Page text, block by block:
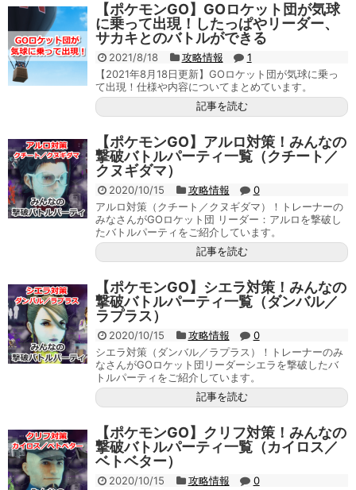
【ポケモンGO】GOロケット団が気球
に乗って出現！したっぱやリーダー、
サカキとのバトルができる
2021/8/18 攻略情報
1
【2021年8月18日更新】GOロケット団が気球に乗っ
て出現！仕様や内容についてまとめています。
記事を読む
【ポケモンGO】アルロ対策！みんなの
撃破バトルパーティ一覧（クチート／
クヌギダマ）
2020/10/15 攻略情報
0
アルロ対策（クチート／クヌギダマ）！トレーナーの
みなさんがGOロケット団 リーダー：アルロを撃破し
たバトルパーティをご紹介しています。
記事を読む
【ポケモンGO】シエラ対策！みんなの
撃破バトルパーティ一覧（ダンバル／
ラプラス）
2020/10/15 攻略情報
0
シエラ対策（ダンバル／ラプラス）！トレーナーのみ
なさんがGOロケット団リーダーシエラを撃破したバ
トルパーティをご紹介しています。
記事を読む
【ポケモンGO】クリフ対策！みんなの
撃破バトルパーティ一覧（カイロス／
ベトベター）
2020/10/15 攻略情報
0